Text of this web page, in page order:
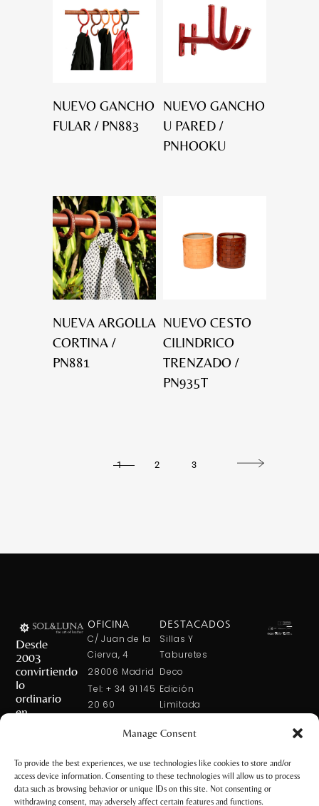
Manage Consent
To provide the best experiences, we use technologies like cookies to store and/or
access device information. Consenting to these technologies will allow us to process
data such as browsing behavior or unique IDs on this site. Not consenting or
withdrawing consent, may adversely affect certain features and functions.
NUEVO GANCHO
FULAR / PN883
NUEVO GANCHO
U PARED /
PNHOOKU
NUEVA ARGOLLA
CORTINA /
PN881
NUEVO CESTO
CILINDRICO
TRENZADO /
PN935T
1 2 3
Desde
2003
convirtiendo
lo
ordinario
en
OFICINA
C/ Juan de la
Cierva, 4
28006 Madrid
Tel: + 34 91 145
20 60
TIENDA
C/ Núñez de
DESTACADOS
Sillas Y
Taburetes
Deco
Edición
Limitada
Mesa
Chic